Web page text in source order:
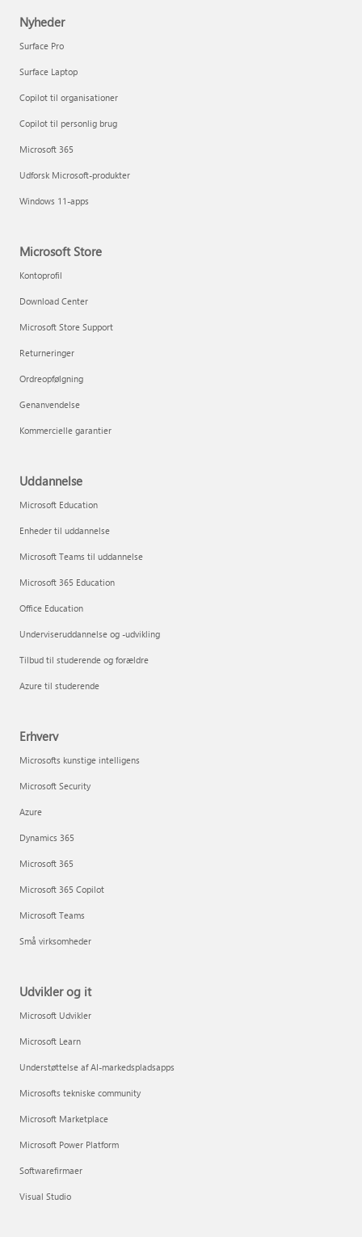
Nyheder
Surface Pro
Surface Laptop
Copilot til organisationer
Copilot til personlig brug
Microsoft 365
Udforsk Microsoft-produkter
Windows 11-apps
Microsoft Store
Kontoprofil
Download Center
Microsoft Store Support
Returneringer
Ordreopfølgning
Genanvendelse
Kommercielle garantier
Uddannelse
Microsoft Education
Enheder til uddannelse
Microsoft Teams til uddannelse
Microsoft 365 Education
Office Education
Underviseruddannelse og -udvikling
Tilbud til studerende og forældre
Azure til studerende
Erhverv
Microsofts kunstige intelligens
Microsoft Security
Azure
Dynamics 365
Microsoft 365
Microsoft 365 Copilot
Microsoft Teams
Små virksomheder
Udvikler og it
Microsoft Udvikler
Microsoft Learn
Understøttelse af AI-markedspladsapps
Microsofts tekniske community
Microsoft Marketplace
Microsoft Power Platform
Softwarefirmaer
Visual Studio